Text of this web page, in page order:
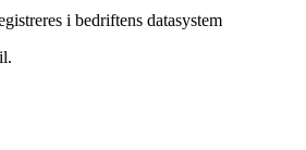
i bedriftens datasystem